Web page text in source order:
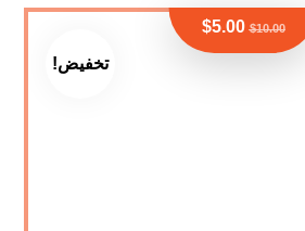
تخفيض!
$10.00
$5.00